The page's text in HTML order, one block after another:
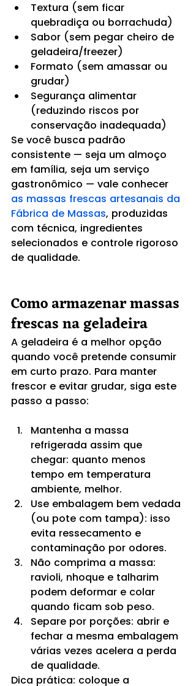
Textura (sem ficar
quebradiça ou borrachuda)
Sabor (sem pegar cheiro de
geladeira/freezer)
Formato (sem amassar ou
grudar)
Segurança alimentar
(reduzindo riscos por
conservação inadequada)
Se você busca padrão
consistente — seja um almoço
em família, seja um serviço
gastronômico — vale conhecer
as massas frescas artesanais da
Fábrica de Massas, produzidas
com técnica, ingredientes
selecionados e controle rigoroso
de qualidade.
Como armazenar massas
frescas na geladeira
A geladeira é a melhor opção
quando você pretende consumir
em curto prazo. Para manter
frescor e evitar grudar, siga este
passo a passo:
Mantenha a massa
refrigerada assim que
chegar: quanto menos
tempo em temperatura
ambiente, melhor.
Use embalagem bem vedada
(ou pote com tampa): isso
evita ressecamento e
contaminação por odores.
Não comprima a massa:
ravioli, nhoque e talharim
podem deformar e colar
quando ficam sob peso.
Separe por porções: abrir e
fechar a mesma embalagem
várias vezes acelera a perda
de qualidade.
Dica prática: coloque a